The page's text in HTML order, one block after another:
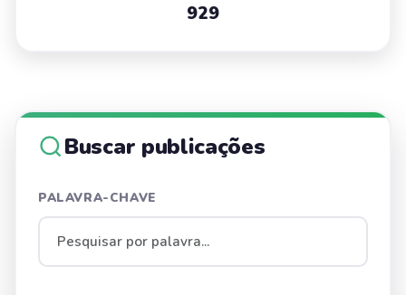
929
Buscar publicações
PALAVRA-CHAVE